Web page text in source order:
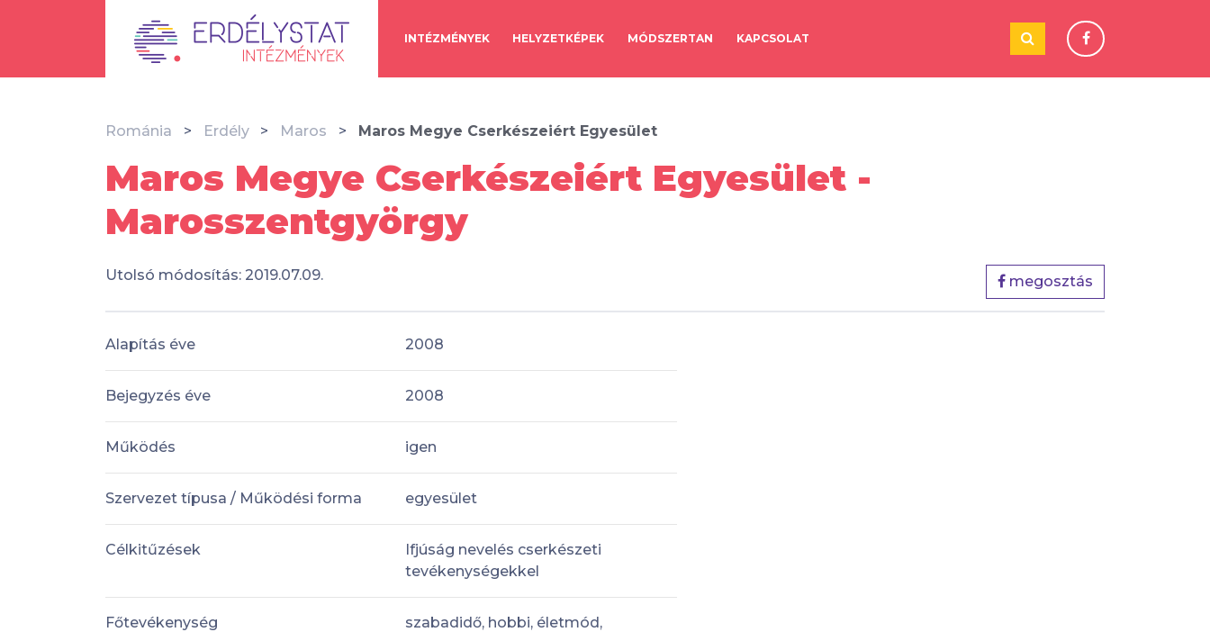
INTÉZMÉNYEK HELYZETKÉPEK MÓDSZERTAN KAPCSOLAT
Románia Erdély Maros Maros Megye Cserkészeiért Egyesület
Maros Megye Cserkészeiért Egyesület -
Marosszentgyörgy
Utolsó módosítás: 2019.07.09. megosztás
Alapítás éve 2008
Bejegyzés éve 2008
Működés igen
Szervezet típusa / Működési forma egyesület
Célkitűzések
Ifjúság nevelés cserkészeti
tevékenységekkel
Főtevékenység szabadidő, hobbi, életmód,